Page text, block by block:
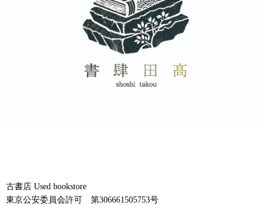
古書店 Used bookstore
東京公安委員会許可 第306661505753号